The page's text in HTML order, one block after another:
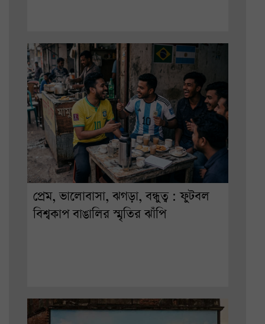
প্রেম, ভালোবাসা, ঝগড়া, বন্ধুত্ব : ফুটবল
বিশ্বকাপ বাঙালির স্মৃতির ঝাঁপি